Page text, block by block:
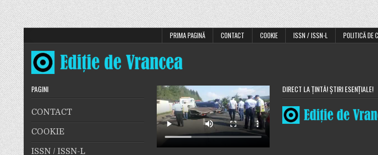
Mănăstirea
de
maici
de
(Neamț)
a
fost
stins.
câteva
vechi.
orfani
PRIMA PAGINĂ CONTACT COOKIE ISSN / ISSN-L POLITICĂ DE
PAGINI
CONTACT
COOKIE
ISSN / ISSN-L
DIRECT LA ȚINTĂ! ȘTIRI ESENȚIALE!